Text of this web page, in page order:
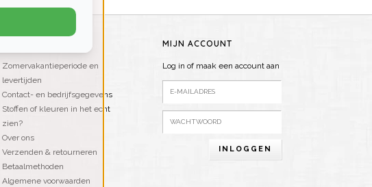
Zomervakantieperiode en
levertijden
Contact- en bedrijfsgegevens
Stoffen of kleuren in het echt
zien?
Over ons
Verzenden & retourneren
Betaalmethoden
Algemene voorwaarden
MIJN ACCOUNT
Log in of maak een account aan
INLOGGEN